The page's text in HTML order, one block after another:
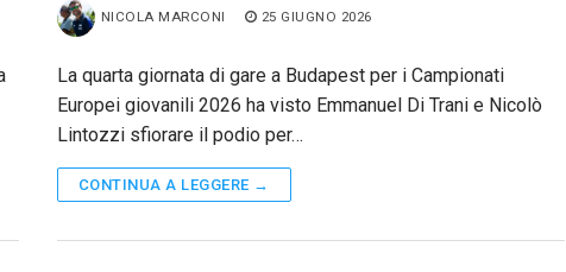
NICOLA MARCONI 25 GIUGNO 2026
La quarta giornata di gare a Budapest per i Campionati
Europei giovanili 2026 ha visto Emmanuel Di Trani e Nicolò
Lintozzi sfiorare il podio per…
CONTINUA A LEGGERE →